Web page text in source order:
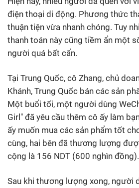
điện thoại di động. Phương thức
thuận tiện vừa nhanh chóng. Tuy
thanh toán này cũng tiềm ẩn một
người quá bất cẩn.
Tại Trung Quốc, cô Zhang, chủ
Khánh, Trung Quốc bán các sản
Một buổi tối, một người dùng
Girl" đã yêu cầu thêm cô ấy làm
ấy muốn mua các sản phẩm tốt
cùng, hai bên đã thương lượng
cộng là 156 NDT (600 nghìn đồng).
Sau khi thương lượng xong, người